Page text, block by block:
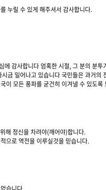
누릴 수 있게 해주셔서 감사합니다.
에 감사합니다 엄혹한 시절, 그 분의 분
금 일어나고 있습니다 국민들은 과거
이 모든 풍파를 굳건히 이겨낼 수 있도록
해 정신을 차려야(깨어야)합니다.
으로 역전을 이루실것을 믿습니다.